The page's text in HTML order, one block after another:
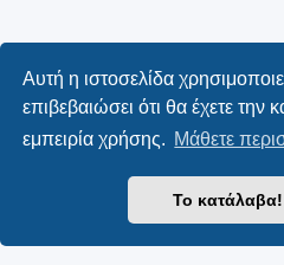
Αυτή η ιστοσελίδα
επιβεβαιώσει ότι θα έχετε την
εμπειρία χρήσης. Μάθετε
Το κατάλαβα!